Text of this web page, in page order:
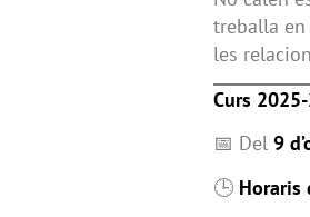
treballa
les
Curs
📅 Del 9
🕒 Horaris